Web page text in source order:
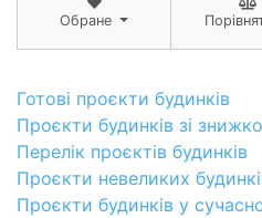
Обране
Готові проєкти будинків
Проєкти будинків зі
Перелік проєктів будинків
Проєкти невеликих
Проєкти будинків у